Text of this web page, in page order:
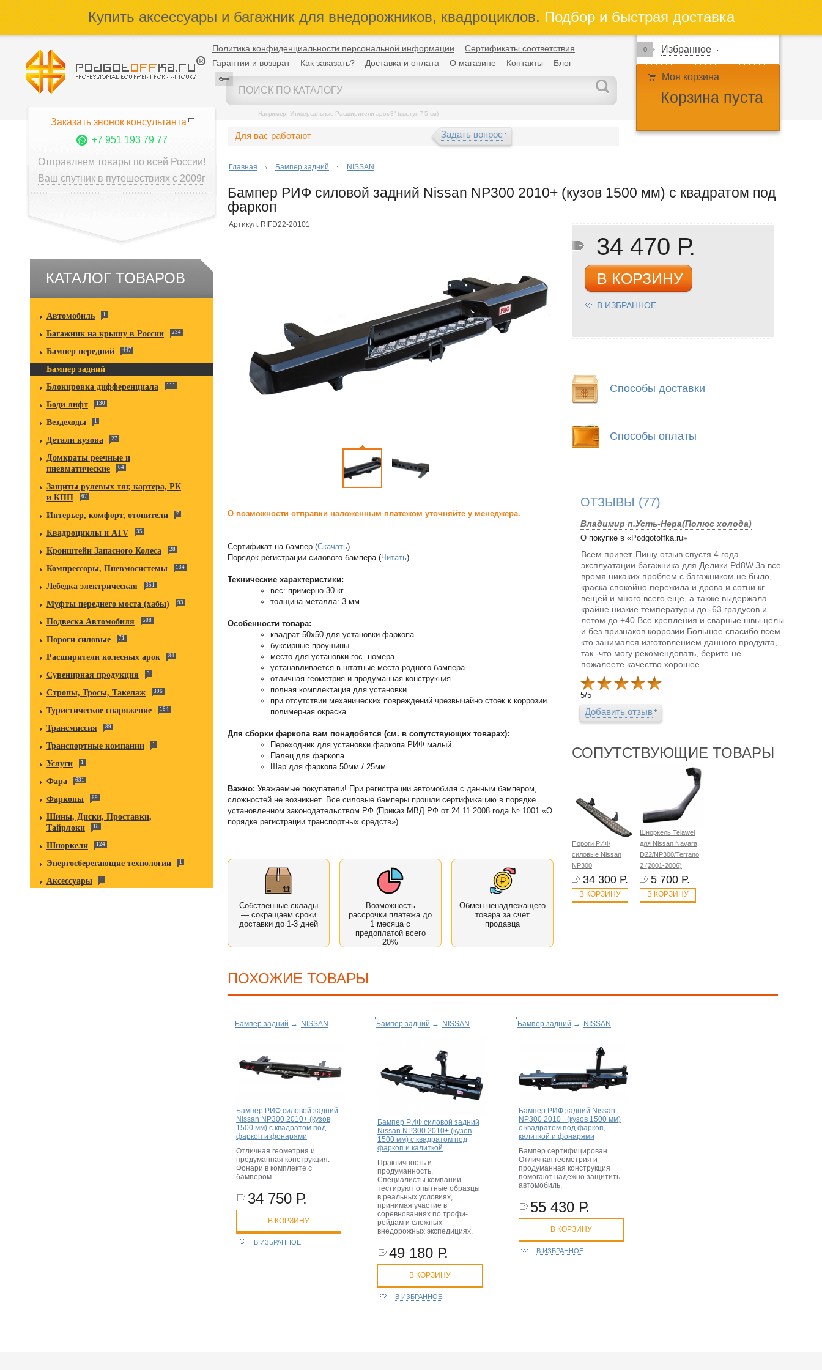
Купить аксессуары и багажник для внедорожников, квадроциклов.Подбор и быстрая доставка
Политика конфиденциальности персональной информации
Сертификаты соответствия
Гарантии и возврат
Как заказать? Доставка и оплата О магазине Контакты Блог
Например: Универсальные Расширители арок 3" (выступ 7,5 см)
0 Избранное
Моя корзина
Корзина пуста
Заказать звонок консультанта
+7 951 193 79 77
Отправляем товары по всей России!
Ваш спутник в путешествиях с 2009г
КАТАЛОГ ТОВАРОВ
Автомобиль 1
Багажник на крышу в России 234
Бампер передний 447
Бампер задний
Блокировка дифференциала
111
Боди лифт 130
Вездеходы 1
Детали кузова 27
Домкраты реечные и
пневматические
64
Защиты рулевых тяг, картера, РК
и КПП
67
Интерьер, комфорт, отопители 7
Квадроциклы и ATV 35
Кронштейн Запасного Колеса 28
Компрессоры, Пневмосистемы 134
Лебедка электрическая 351
Муфты переднего моста (хабы) 93
Подвеска Автомобиля 508
Пороги силовые 71
Расширители колесных арок 84
Сувенирная продукция 3
Стропы, Тросы, Такелаж 396
Туристическое снаряжение 184
Трансмиссия 89
Транспортные компании 1
Услуги 1
Фара 631
Фаркопы 69
Шины, Диски, Проставки,
Тайрлоки
18
Шноркели 124
Энергосберегающие технологии 1
Аксессуары 1
Для вас работают Задать вопрос
Главная Бампер задний NISSAN
Бампер РИФ силовой задний Nissan NP300 2010+ (кузов 1500 мм) с квадратом под
фаркоп
Артикул: RIFD22-20101
О возможности отправки наложенным платежом уточняйте у менеджера.
Сертификат на бампер (Скачать)
Порядок регистрации силового бампера (Читать)
Технические характеристики:
вес: примерно 30 кг
толщина металла: 3 мм
Особенности товара:
квадрат 50х50 для установки фаркопа
буксирные проушины
место для установки гос. номера
устанавливается в штатные места родного бампера
отличная геометрия и продуманная конструкция
полная комплектация для установки
при отсутствии механических повреждений чрезвычайно стоек к коррозии
полимерная окраска
Для сборки фаркопа вам понадобятся (см. в сопутствующих товарах):
Переходник для установки фаркопа РИФ малый
Палец для фаркопа
Шар для фаркопа 50мм / 25мм
Важно: Уважаемые покупатели! При регистрации автомобиля с данным бампером,
сложностей не возникнет. Все силовые бамперы прошли сертификацию в порядке
установленном законодательством РФ (Приказ МВД РФ от 24.11.2008 года № 1001 «О
порядке регистрации транспортных средств»).
Собственные склады
— сокращаем сроки
доставки до 1-3 дней
Возможность
рассрочки платежа до
1 месяца с
предоплатой всего
20%
Обмен ненадлежащего
товара за счет
продавца
34 470 Р.
В КОРЗИНУ
В ИЗБРАННОЕ
Способы доставки
Способы оплаты
ОТЗЫВЫ (77)
Владимир п.Усть-Нера(Полюс холода)
О покупке в «Podgotoffka.ru»
Всем привет. Пишу отзыв спустя 4 года
эксплуатации багажника для Делики Pd8W.За все
время никаких проблем с багажником не было,
краска спокойно пережила и дрова и сотни кг
вещей и много всего еще, а также выдержала
крайне низкие температуры до -63 градусов и
летом до +40.Все крепления и сварные швы целы
и без признаков коррозии.Большое спасибо всем
кто занимался изготовлением данного продукта,
так -что могу рекомендовать, берите не
пожалеете качество хорошее.
5/5
Добавить отзыв
СОПУТСТВУЮЩИЕ ТОВАРЫ
Пороги РИФ
силовые Nissan
NP300
34 300 Р.
В КОРЗИНУ
Шноркель Telawei
для Nissan Navara
D22/NP300/Terrano
2 (2001-2006)
5 700 Р.
В КОРЗИНУ
ПОХОЖИЕ ТОВАРЫ
Бампер задний → NISSAN
Бампер РИФ силовой задний
Nissan NP300 2010+ (кузов
1500 мм) с квадратом под
фаркоп и фонарями
Отличная геометрия и
продуманная конструкция.
Фонари в комплекте с
бампером.
34 750 Р.
В КОРЗИНУ
В ИЗБРАННОЕ
Бампер задний → NISSAN
Бампер РИФ силовой задний
Nissan NP300 2010+ (кузов
1500 мм) с квадратом под
фаркоп и калиткой
Практичность и
продуманность.
Специалисты компании
тестируют опытные образцы
в реальных условиях,
принимая участие в
соревнованиях по трофи-
рейдам и сложных
внедорожных экспедициях.
49 180 Р.
В КОРЗИНУ
В ИЗБРАННОЕ
Бампер задний → NISSAN
Бампер РИФ задний Nissan
NP300 2010+ (кузов 1500 мм)
с квадратом под фаркоп,
калиткой и фонарями
Бампер сертифицирован.
Отличная геометрия и
продуманная конструкция
помогают надежно защитить
автомобиль.
55 430 Р.
В КОРЗИНУ
В ИЗБРАННОЕ